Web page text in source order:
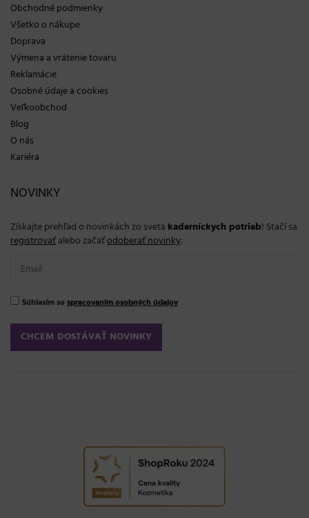
Obchodné podmienky
Všetko o nákupe
Doprava
Výmena a vrátenie tovaru
Reklamácie
Osobné údaje a cookies
Veľkoobchod
Blog
O nás
Kariéra
NOVINKY
Získajte prehľad o novinkách zo sveta kaderníckych potrieb! Stačí sa
registrovaťalebo začaťodoberať novinky:
Súhlasím so spracovaním osobných údajov